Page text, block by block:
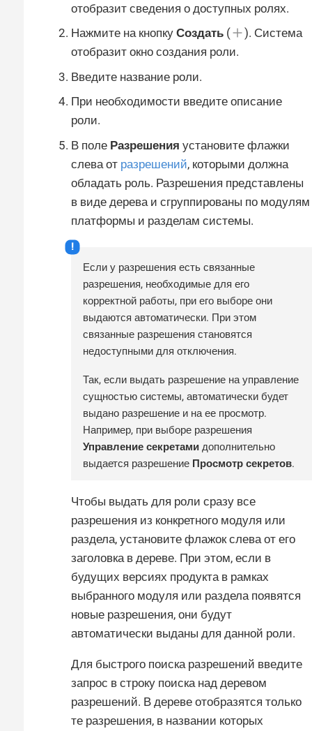
отобразит сведения о доступных ролях.
Нажмите на кнопку Создать (
). Система
отобразит окно создания роли.
Введите название роли.
При необходимости введите описание
роли.
В поле Разрешения установите флажки
слева от разрешений, которыми должна
обладать роль. Разрешения представлены
в виде дерева и сгруппированы по модулям
платформы и разделам системы.
Если у разрешения есть связанные
разрешения, необходимые для его
корректной работы, при его выборе они
выдаются автоматически. При этом
связанные разрешения становятся
недоступными для отключения.
Так, если выдать разрешение на управление
сущностью системы, автоматически будет
выдано разрешение и на ее просмотр.
Например, при выборе разрешения
Управление секретами дополнительно
выдается разрешение Просмотр секретов.
Чтобы выдать для роли сразу все
разрешения из конкретного модуля или
раздела, установите флажок слева от его
заголовка в дереве. При этом, если в
будущих версиях продукта в рамках
выбранного модуля или раздела появятся
новые разрешения, они будут
автоматически выданы для данной роли.
Для быстрого поиска разрешений введите
запрос в строку поиска над деревом
разрешений. В дереве отобразятся только
те разрешения, в названии которых